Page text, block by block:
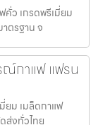
ว เกรดพรีเมี่ยม
ตรฐาน จ
ณ์กาแฟ แฟรน
ยม เมล็ดกาแฟ
ส่งทั่วไทย